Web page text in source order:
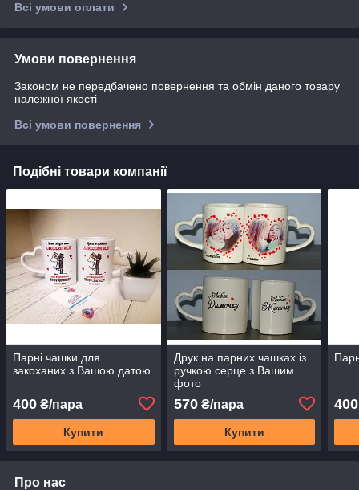
Всі умови оплати
Умови повернення
Законом не передбачено повернення та обмін даного товару
належної якості
Всі умови повернення
Подібні товари компанії
Парні чашки для
закоханих з Вашою датою
400 ₴/пара
Купити
Друк на парних чашках із
ручкою серце з Вашим
фото
570₴/пара
Купити
400
Про нас